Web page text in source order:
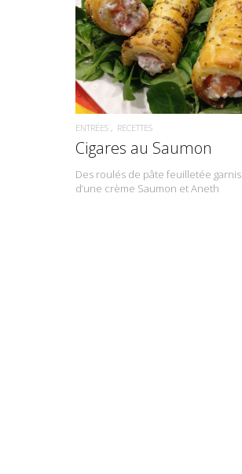
READ MORE
ENTRÉES RECETTES
Cigares au Saumon
Des roulés de pâte feuilletée garnis
d’une crème Saumon et Aneth